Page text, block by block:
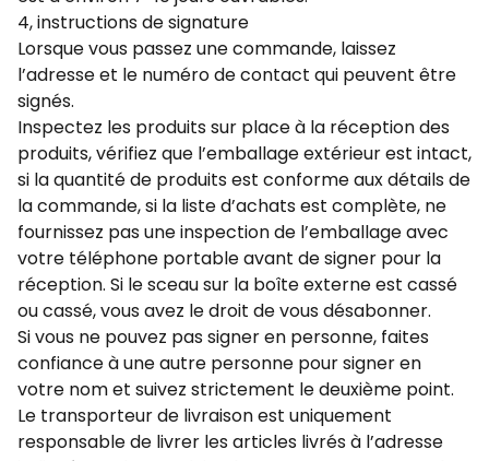
4, instructions de signature
Lorsque vous passez une commande, laissez
l’adresse et le numéro de contact qui peuvent être
signés.
Inspectez les produits sur place à la réception des
produits, vérifiez que l’emballage extérieur est intact,
si la quantité de produits est conforme aux détails de
la commande, si la liste d’achats est complète, ne
fournissez pas une inspection de l’emballage avec
votre téléphone portable avant de signer pour la
réception. Si le sceau sur la boîte externe est cassé
ou cassé, vous avez le droit de vous désabonner.
Si vous ne pouvez pas signer en personne, faites
confiance à une autre personne pour signer en
votre nom et suivez strictement le deuxième point.
Le transporteur de livraison est uniquement
responsable de livrer les articles livrés à l’adresse